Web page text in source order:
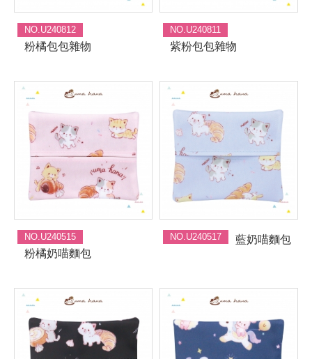
NO.U240812
粉橘包包雜物
NO.U240811
紫粉包包雜物
NO.U240515
粉橘奶喵麵包
NO.U240517 藍奶喵麵包